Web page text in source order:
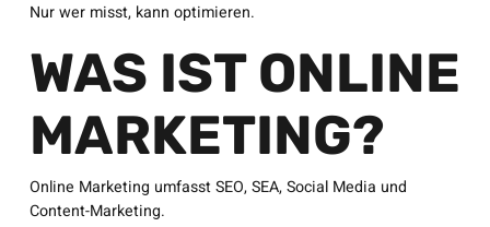
Nur wer misst, kann optimieren.
WAS IST ONLINE
MARKETING?
Online Marketing umfasst SEO, SEA, Social Media und
Content-Marketing.